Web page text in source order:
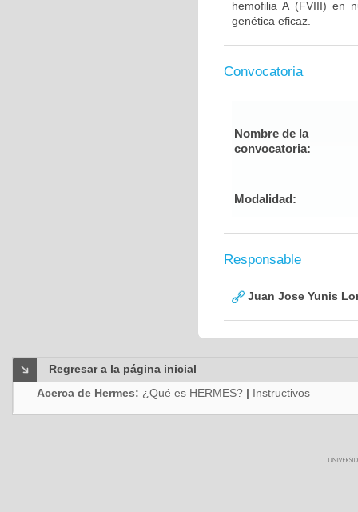
hemofilia A (FVIII) en
genética eficaz.
Convocatoria
Nombre de la
convocatoria:
Modalidad:
Responsable
Juan Jose Yunis
Regresar a la página inicial
Acerca de Hermes: ¿Qué es HERMES? | Instructivos